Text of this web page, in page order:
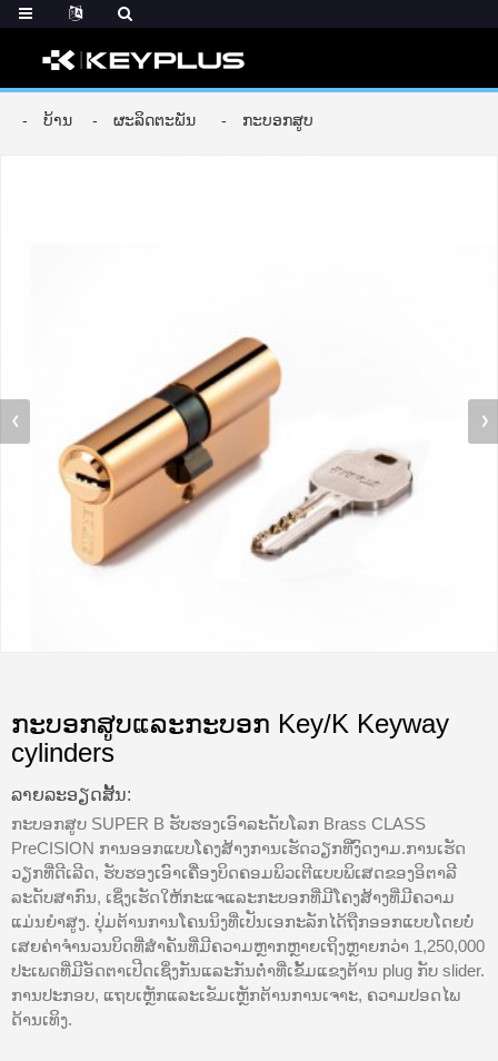
ບ້ານ ຜະລິດຕະພັນ ກະບອກສູບ
ກະບອກສູບແລະກະບອກ Key/K Keyway
cylinders
ລາຍ​ລະ​ອຽດ​ສັ້ນ​:
ກະບອກສູບ SUPER B ຮັບຮອງເອົາລະດັບໂລກ Brass CLASS
PreCISION ການອອກແບບໂຄງສ້າງການເຮັດວຽກທີ່ງົດງາມ.ການເຮັດ
ວຽກທີ່ດີເລີດ, ຮັບຮອງເອົາເຄື່ອງບິດຄອມພິວເຕີແບບພິເສດຂອງອິຕາລີ
ລະດັບສາກົນ, ເຊິ່ງເຮັດໃຫ້ກະແຈແລະກະບອກທີ່ມີໂຄງສ້າງທີ່ມີຄວາມ
ແມ່ນຍໍາສູງ. ປຸ່ມຕ້ານການໂຄນນິງທີ່ເປັນເອກະລັກໄດ້ຖືກອອກແບບໂດຍບໍ່
ເສຍຄ່າຈໍານວນບິດທີ່ສໍາຄັນທີ່ມີຄວາມຫຼາກຫຼາຍເຖິງຫຼາຍກວ່າ 1,250,000
ປະເພດທີ່ມີອັດຕາເປີດເຊິ່ງກັນແລະກັນຕ່ໍາທີ່ເຂັ້ມແຂງຕ້ານ plug ກັບ slider.
ການປະກອບ, ແຖບເຫຼັກແລະເຂັມເຫຼັກຕ້ານການເຈາະ, ຄວາມປອດໄພ
ດ້ານເທິງ.